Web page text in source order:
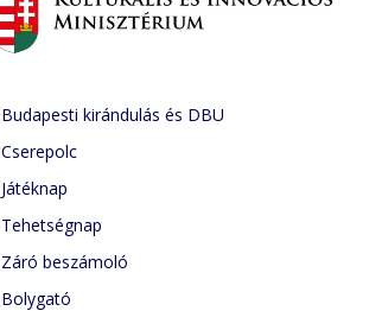
Budapesti kirándulás és DBU
Cserepolc
Játéknap
Tehetségnap
Záró beszámoló
Bolygató